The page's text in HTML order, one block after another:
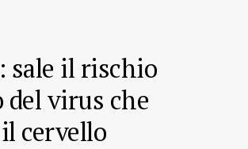
sale il rischio
del virus che
cervello